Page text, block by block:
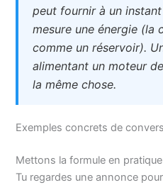
peut fournir à un
mesure une énergie (la
comme un réservoir).
alimentant un moteur
la même chose.
Exemples concrets de
Mettons la formule en
Tu regardes une annonce